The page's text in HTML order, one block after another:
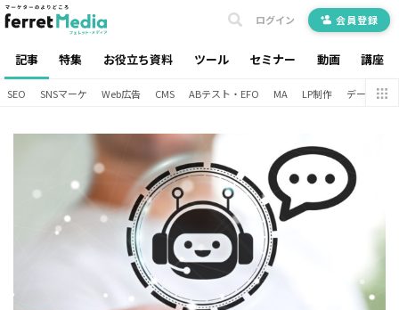
記事 特集 お役立ち資料 ツール セミナー 動画 講座
ログイン 会員登録
SEO SNSマーケ Web広告 CMS ABテスト・EFO MA LP制作 データ分析